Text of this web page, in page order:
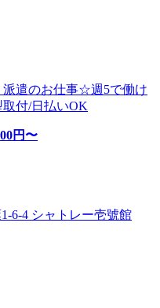
派遣のお仕事☆週5で働け
付/日払いOK
円〜
6-4 シャトレー壱號館